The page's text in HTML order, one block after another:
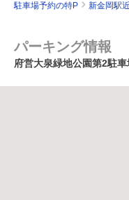
駐車場予約の特P 新金岡駅
パーキング情報
府営大泉緑地公園第2駐車